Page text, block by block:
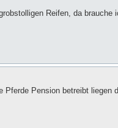
Reifen, da
Pension betreibt liegen